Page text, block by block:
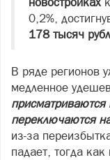
0,2%,
178 тысяч
В ряде регионов
медленное
переключаются
из-за
падает, тогда